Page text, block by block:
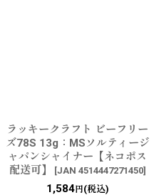
ラッキークラフト ビーフリー
ズ78S 13g：MSソルティージ
ャパンシャイナー【ネコポス
配送可】
[JAN 4514447271450]
1,584円(税込)